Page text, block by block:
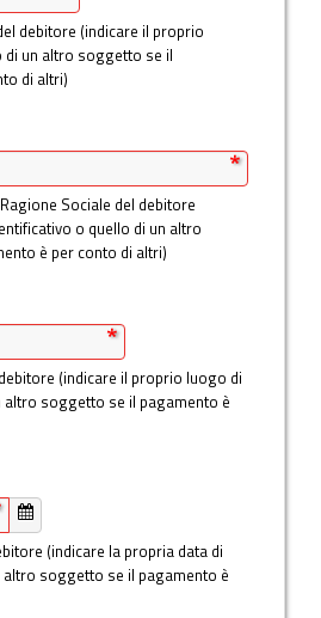
debitore (indicare il proprio
di un altro soggetto se il
di altri)
Sociale del debitore
o quello di un altro
è per conto di altri)
(indicare il proprio luogo di
altro soggetto se il pagamento è
(indicare la propria data di
altro soggetto se il pagamento è